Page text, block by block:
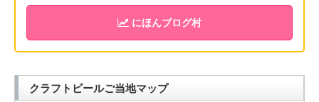
にほんブログ村
クラフトビールご当地マップ